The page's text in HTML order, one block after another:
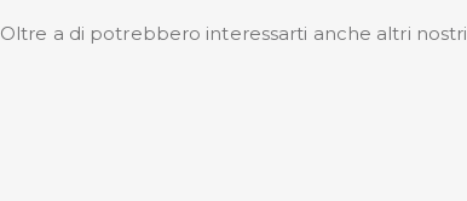
a di potrebbero interessarti anche altri nostri